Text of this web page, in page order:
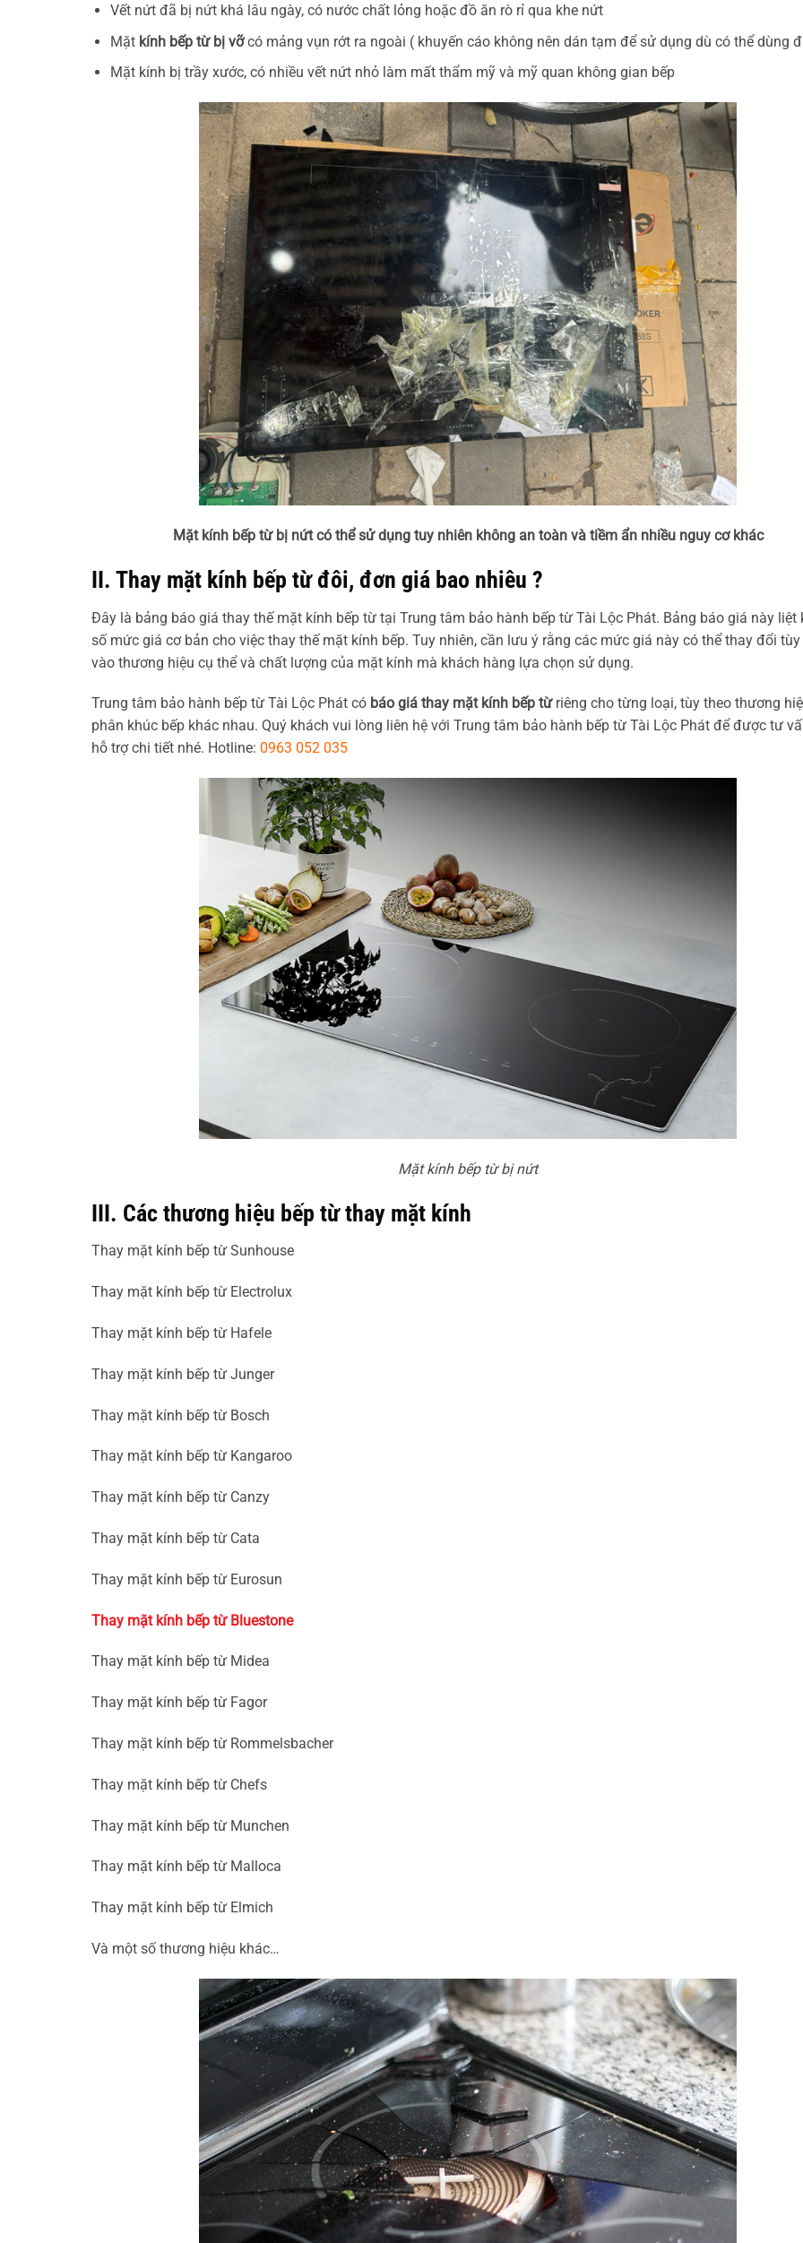
Vết nứt đã bị nứt khá lâu ngày, có nước chất lỏng hoặc đồ ăn rò rỉ qua khe nứt
Mặt kính bếp từ bị vỡcó mảng vụn rớt ra ngoài ( khuyến cáo không nên dán tạm để sử dụng dù có thể dùng
Mặt kính bị trầy xước, có nhiều vết nứt nhỏ làm mất thẩm mỹ và mỹ quan không gian bếp
Mặt kính bếp từ bị nứt có thể sử dụng tuy nhiên không an toàn và tiềm ẩn nhiều nguy cơ khác
II. Thay mặt kính bếp từ đôi, đơn giá bao nhiêu ?
Đây là bảng báo giá thay thế mặt kính bếp từ tại Trung tâm bảo hành bếp từ Tài Lộc Phát. Bảng báo giá này liệt
số mức giá cơ bản cho việc thay thế mặt kính bếp. Tuy nhiên, cần lưu ý rằng các mức giá này có thể thay đổi
vào thương hiệu cụ thể và chất lượng của mặt kính mà khách hàng lựa chọn sử dụng.
Trung tâm bảo hành bếp từ Tài Lộc Phát có báo giá thay mặt kính bếp từriêng cho từng loại, tùy theo thương
phân khúc bếp khác nhau. Quý khách vui lòng liên hệ với Trung tâm bảo hành bếp từ Tài Lộc Phát để được tư
hỗ trợ chi tiết nhé. Hotline: 0963 052 035
Mặt kính bếp từ bị nứt
III. Các thương hiệu bếp từ thay mặt kính
Thay mặt kính bếp từ Sunhouse
Thay mặt kính bếp từ Electrolux
Thay mặt kính bếp từ Hafele
Thay mặt kính bếp từ Junger
Thay mặt kính bếp từ Bosch
Thay mặt kính bếp từ Kangaroo
Thay mặt kính bếp từ Canzy
Thay mặt kính bếp từ Cata
Thay mặt kính bếp từ Eurosun
Thay mặt kính bếp từ Bluestone
Thay mặt kính bếp từ Midea
Thay mặt kính bếp từ Fagor
Thay mặt kính bếp từ Rommelsbacher
Thay mặt kính bếp từ Chefs
Thay mặt kính bếp từ Munchen
Thay mặt kính bếp từ Malloca
Thay mặt kính bếp từ Elmich
Và một số thương hiệu khác…